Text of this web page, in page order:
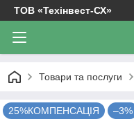
ТОВ «Техінвест-СХ»
Товари та послуги
25%КОМПЕНСАЦІЯ –3%